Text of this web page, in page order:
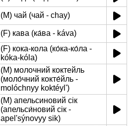
(M) чай (чай - chay)
(F) кава (ка́ва - káva)
(F) кока-кола (ко́ка-ко́ла -
kóka-kóla)
(M) молочний коктейль
(моло́чний кокте́йль -
molóchnyy koktéylʹ)
(M) апельсиновий сік
(апельси́новий сік -
apelʹsýnovyy sik)